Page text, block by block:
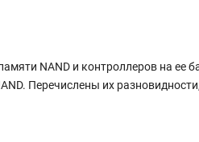
NAND и контроллеров на ее
Перечислены их